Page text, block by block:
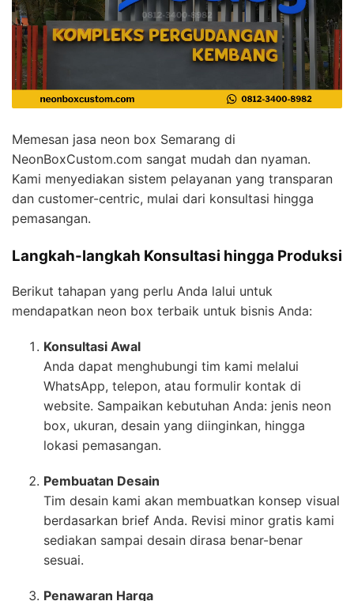
Memesan jasa neon box Semarang di
NeonBoxCustom.com sangat mudah dan nyaman.
Kami menyediakan sistem pelayanan yang transparan
dan customer-centric, mulai dari konsultasi hingga
pemasangan.
Langkah-langkah Konsultasi hingga Produksi
Berikut tahapan yang perlu Anda lalui untuk
mendapatkan neon box terbaik untuk bisnis Anda:
Konsultasi Awal
Anda dapat menghubungi tim kami melalui
WhatsApp, telepon, atau formulir kontak di
website. Sampaikan kebutuhan Anda: jenis neon
box, ukuran, desain yang diinginkan, hingga
lokasi pemasangan.
Pembuatan Desain
Tim desain kami akan membuatkan konsep visual
berdasarkan brief Anda. Revisi minor gratis kami
sediakan sampai desain dirasa benar-benar
sesuai.
Penawaran Harga